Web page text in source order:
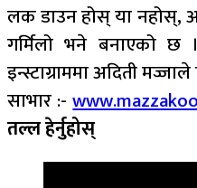
लक डाउन होस् या नहोस्,
गर्मिलो भने बनाएको
इन्स्टाग्राममा अदिती
साभार :-
तल्ल हेर्नुहोस्